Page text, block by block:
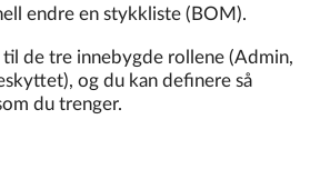
endre en stykkliste (BOM).
de tre innebygde rollene (Admin,
og du kan definere så
du trenger.